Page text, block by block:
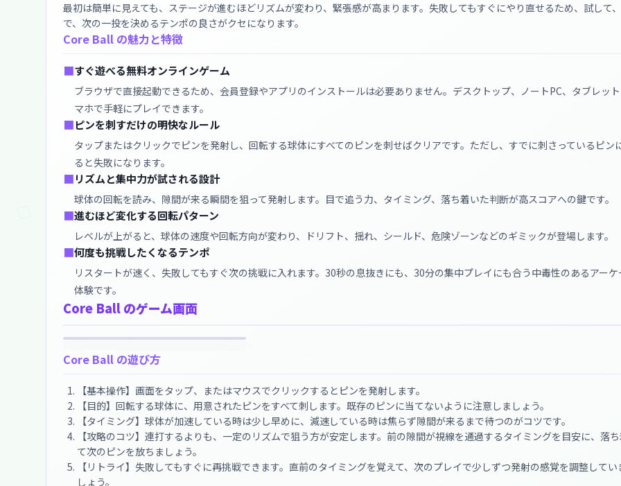
最初は簡単に見えても、ステージが進むほどリズムが変わり、緊張感が高まります。失敗してもすぐにやり直せるため、試して
で、次の一投を決めるテンポの良さがクセになります。
Core Ball の魅力と特徴
■すぐ遊べる無料オンラインゲーム
ブラウザで直接起動できるため、会員登録やアプリのインストールは必要ありません。デスクトップ、ノートPC、タブレッ
マホで手軽にプレイできます。
■ピンを刺すだけの明快なルール
タップまたはクリックでピンを発射し、回転する球体にすべてのピンを刺せばクリアです。ただし、すでに刺さっているピン
ると失敗になります。
■リズムと集中力が試される設計
球体の回転を読み、隙間が来る瞬間を狙って発射します。目で追う力、タイミング、落ち着いた判断が高スコアへの鍵です。
■進むほど変化する回転パターン
レベルが上がると、球体の速度や回転方向が変わり、ドリフト、揺れ、シールド、危険ゾーンなどのギミックが登場します。
■何度も挑戦したくなるテンポ
リスタートが速く、失敗してもすぐ次の挑戦に入れます。30秒の息抜きにも、30分の集中プレイにも合う中毒性のあるアーケ
体験です。
Core Ball のゲーム画面
Core Ball の遊び方
【基本操作】画面をタップ、またはマウスでクリックするとピンを発射します。
【目的】回転する球体に、用意されたピンをすべて刺します。既存のピンに当てないように注意しましょう。
【タイミング】球体が加速している時は少し早めに、減速している時は焦らず隙間が来るまで待つのがコツです。
【攻略のコツ】連打するよりも、一定のリズムで狙う方が安定します。前の隙間が視線を通過するタイミングを目安に、落
て次のピンを放ちましょう。
【リトライ】失敗してもすぐに再挑戦できます。直前のタイミングを覚えて、次のプレイで少しずつ発射の感覚を調整してい
しょう。